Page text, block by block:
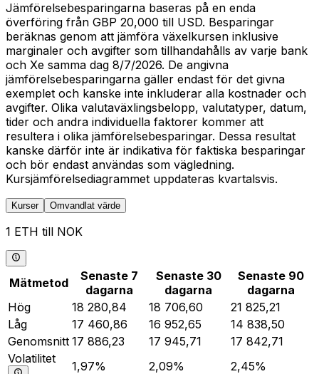
Jämförelsebesparingarna baseras på en enda
överföring från GBP 20,000 till USD. Besparingar
beräknas genom att jämföra växelkursen inklusive
marginaler och avgifter som tillhandahålls av varje bank
och Xe samma dag 8/7/2026. De angivna
jämförelsebesparingarna gäller endast för det givna
exemplet och kanske inte inkluderar alla kostnader och
avgifter. Olika valutaväxlingsbelopp, valutatyper, datum,
tider och andra individuella faktorer kommer att
resultera i olika jämförelsebesparingar. Dessa resultat
kanske därför inte är indikativa för faktiska besparingar
och bör endast användas som vägledning.
Kursjämförelsediagrammet uppdateras kvartalsvis.
Kurser Omvandlat värde
1 ETH till NOK
Mätmetod
Senaste 7
dagarna
Senaste 30
dagarna
Senaste 90
dagarna
Hög
18 280,84 18 706,60
21 825,21
Låg
17 460,86 16 952,65
14 838,50
Genomsnitt 17 886,23 17 945,71
17 842,71
Volatilitet
1,97% 2,09% 2,45%